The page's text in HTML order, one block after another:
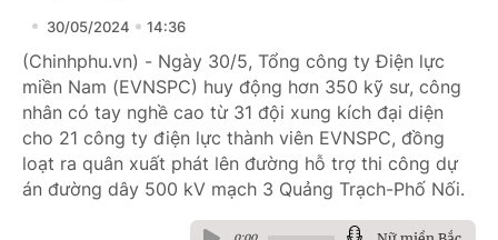
30/05/2024 14:36
(Chinhphu.vn) - Ngày 30/5, Tổng công ty Điện lực
miền Nam (EVNSPC) huy động hơn 350 kỹ sư, công
nhân có tay nghề cao từ 31 đội xung kích đại diện
cho 21 công ty điện lực thành viên EVNSPC, đồng
loạt ra quân xuất phát lên đường hỗ trợ thi công dự
án đường dây 500 kV mạch 3 Quảng Trạch-Phố Nối.